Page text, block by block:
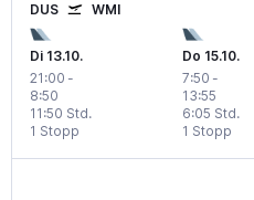
DUS WMI
Di 13.10.
21:00 -
8:50
1 Stopp
11:50 Std.
Do 15.10.
7:50 -
13:55
1 Stopp
6:05 Std.